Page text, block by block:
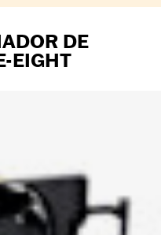
DE
EIGHT